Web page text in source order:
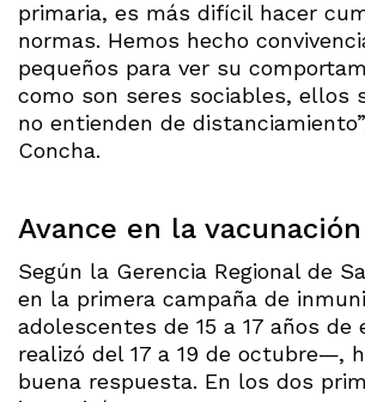
primaria, es más difícil hacer
normas. Hemos hecho
pequeños para ver su
como son seres sociables, ellos
no entienden de
Concha.
Avance en la vacunación
Según la Gerencia Regional de
en la primera campaña de
adolescentes de 15 a 17 años
realizó del 17 a 19 de octubre—,
buena respuesta. En los dos